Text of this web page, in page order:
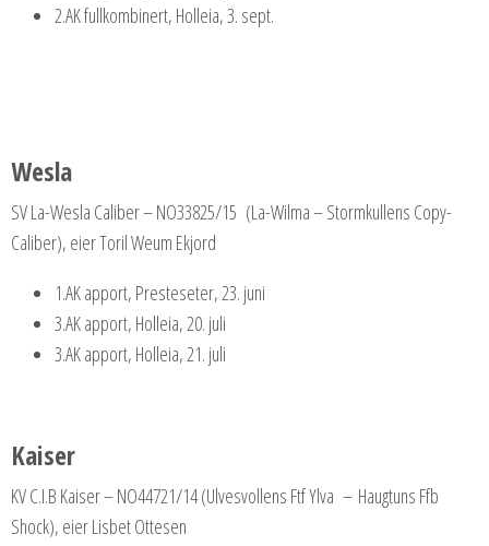
2.AK fullkombinert, Holleia, 3. sept.
Wesla
SV La-Wesla Caliber – NO33825/15 (La-Wilma – Stormkullens Copy-
Caliber), eier Toril Weum Ekjord
1.AK apport, Presteseter, 23. juni
3.AK apport, Holleia, 20. juli
3.AK apport, Holleia, 21. juli
Kaiser
KV C.I.B Kaiser – NO44721/14 (Ulvesvollens Ftf Ylva – Haugtuns Ffb
Shock), eier Lisbet Ottesen